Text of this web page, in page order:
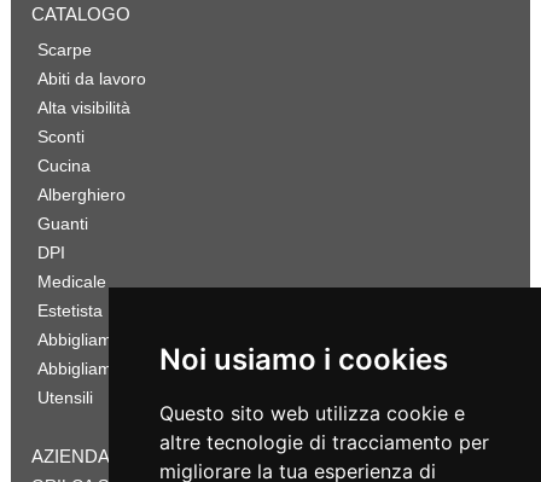
Noi usiamo i cookies
Questo sito web utilizza cookie e
altre tecnologie di tracciamento per
migliorare la tua esperienza di
CATALOGO
Scarpe
Abiti da lavoro
Alta visibilità
Sconti
Cucina
Alberghiero
Guanti
DPI
Medicale
Estetista
Abbigliamento Sportivo
Abbigliamento Bambino
Utensili
AZIENDA